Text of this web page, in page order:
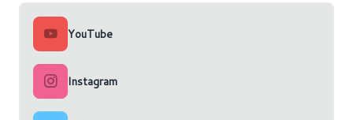
YouTube
Instagram